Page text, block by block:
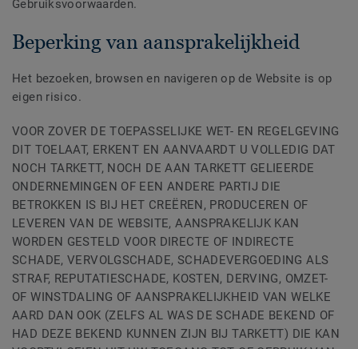
Gebruiksvoorwaarden.
Beperking van aansprakelijkheid
Het bezoeken, browsen en navigeren op de Website is op
eigen risico.
VOOR ZOVER DE TOEPASSELIJKE WET- EN REGELGEVING
DIT TOELAAT, ERKENT EN AANVAARDT U VOLLEDIG DAT
NOCH TARKETT, NOCH DE AAN TARKETT GELIEERDE
ONDERNEMINGEN OF EEN ANDERE PARTIJ DIE
BETROKKEN IS BIJ HET CREËREN, PRODUCEREN OF
LEVEREN VAN DE WEBSITE, AANSPRAKELIJK KAN
WORDEN GESTELD VOOR DIRECTE OF INDIRECTE
SCHADE, VERVOLGSCHADE, SCHADEVERGOEDING ALS
STRAF, REPUTATIESCHADE, KOSTEN, DERVING, OMZET-
OF WINSTDALING OF AANSPRAKELIJKHEID VAN WELKE
AARD DAN OOK (ZELFS AL WAS DE SCHADE BEKEND OF
HAD DEZE BEKEND KUNNEN ZIJN BIJ TARKETT) DIE KAN